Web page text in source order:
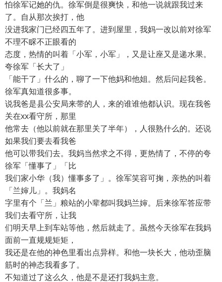
怕徐军记她的仇。徐军倒是很爽快，和他一说就跟我过来
了。自从那次挨打，他
没进我家门已经四五年了。进到屋里，我妈一改以前对徐军
不理不睬不正眼看的
态度，热情的叫着「小军，小军」，又是让座又是递水果。
夸徐军「长大了」
「能干了」什么的，聊了一下他妈和他姐。然后问起我爸。
徐军真知道很多事。
说我爸是县公安局来带的人，来的谁谁他都认识。现在我爸
关在xx看守所，那里
他常去（他以前就在那里关了半年），人很熟什么的。还说
如果我们要去看我爸
他可以带我们去。我妈当然求之不得，更热情了，不停的夸
徐军「懂事了」「比
我们家小华（我）懂事多了」。徐军笑容可掬，亲热的叫着
「兰婶儿」。我妈名
字里有个「兰」粮站的小辈都叫我妈兰婶。后来徐军答应带
我们去看守所，让我
们明天早上到车站等他，然后就走了。虽然今天徐军在我妈
面前一直规规矩矩，
我还是在他的神色里看出点异样。和他一块长大，他动歪脑
筋时的神态我看多了。
不知道过了这么久，他是不是还打我妈主意。